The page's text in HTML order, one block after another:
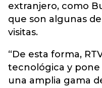
extranjero, como
que son algunas
visitas.
“De esta forma,
tecnológica y pone
una amplia gama